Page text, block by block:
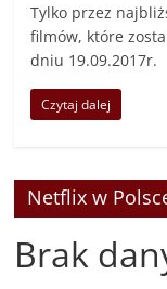
Tylko przez
filmów, które
dniu 19.09.2017r.
Czytaj dalej
Netflix w
Brak